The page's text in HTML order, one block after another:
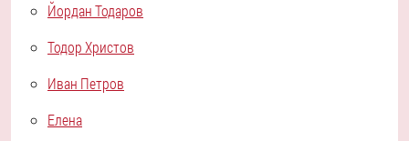
Йордан Тодаров
Тодор Христов
Иван Петров
Елена